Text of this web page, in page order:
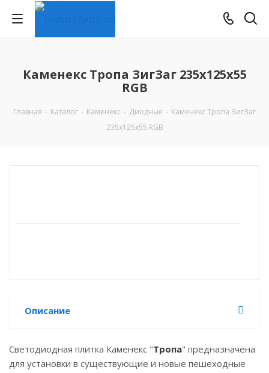
Каменекс Тропа ЗигЗаг 235х125х55
RGB
Главная - Каталог - Каменекс - Диодные - Каменекс Тропа ЗигЗаг
235х125х55 RGB
Описание
Светодиодная плитка Каменекс "Тропа" предназначена
для установки в существующие и новые пешеходные